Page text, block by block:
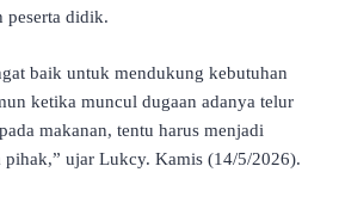
peserta didik.
baik untuk mendukung kebutuhan
ketika muncul dugaan adanya telur
makanan, tentu harus menjadi
pihak,” ujar Lukcy. Kamis (14/5/2026).